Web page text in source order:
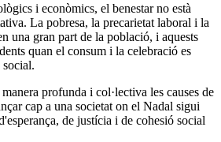
i econòmics, el benestar no està
La pobresa, la precarietat laboral i la
una gran part de la població, i aquests
quan el consum i la celebració es
profunda i col·lectiva les causes de
cap a una societat on el Nadal sigui
de justícia i de cohesió social